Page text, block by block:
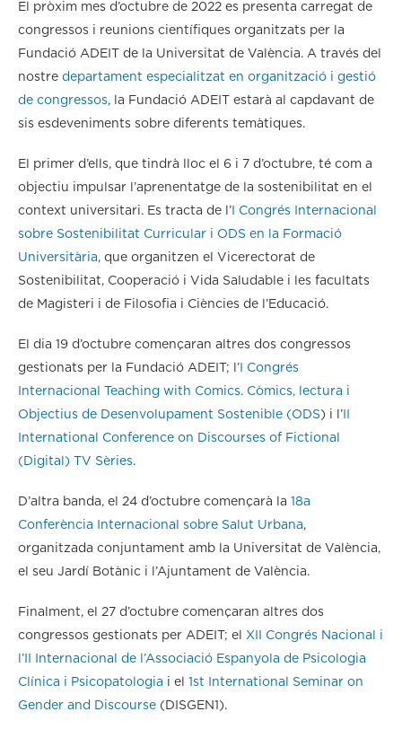
El pròxim mes d’octubre de 2022 es presenta carregat de
congressos i reunions científiques organitzats per la
Fundació ADEIT de la Universitat de València. A través del
nostre departament especialitzat en organització i gestió
de congressos, la Fundació ADEIT estarà al capdavant de
sis esdeveniments sobre diferents temàtiques.
El primer d’ells, que tindrà lloc el 6 i 7 d’octubre, té com a
objectiu impulsar l’aprenentatge de la sostenibilitat en el
context universitari. Es tracta de l’ I Congrés Internacional
sobre Sostenibilitat Curricular i ODS en la Formació
Universitària, que organitzen el Vicerectorat de
Sostenibilitat, Cooperació i Vida Saludable i les facultats
de Magisteri i de Filosofia i Ciències de l’Educació.
El dia 19 d’octubre començaran altres dos congressos
gestionats per la Fundació ADEIT; l’ I Congrés
Internacional Teaching with Comics. Còmics, lectura i
Objectius de Desenvolupament Sostenible (ODS) i l’
International Conference on Discourses of Fictional
(Digital) TV Sèries.
D’altra banda, el 24 d’octubre començarà la 18a
Conferència Internacional sobre Salut Urbana,
organitzada conjuntament amb la Universitat de València,
el seu Jardí Botànic i l’Ajuntament de València.
Finalment, el 27 d’octubre començaran altres dos
congressos gestionats per ADEIT; el XII Congrés Nacional i
l’II Internacional de l’Associació Espanyola de Psicologia
Clínica i Psicopatologia i el 1st International Seminar on
Gender and Discourse (DISGEN1).